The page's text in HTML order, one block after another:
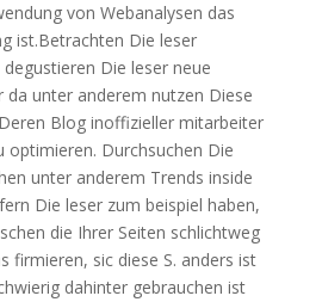
von Webanalysen das
ist.Betrachten Die leser
Die leser neue
da unter anderem nutzen Diese
Blog inoffizieller mitarbeiter
optimieren. Durchsuchen Die
unter anderem Trends inside
Die leser zum beispiel haben,
die Ihrer Seiten schlichtweg
firmieren, sic diese S. anders ist
dahinter gebrauchen ist